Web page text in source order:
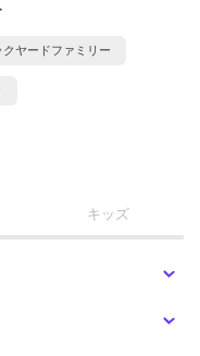
クヤードファミリー
キッズ